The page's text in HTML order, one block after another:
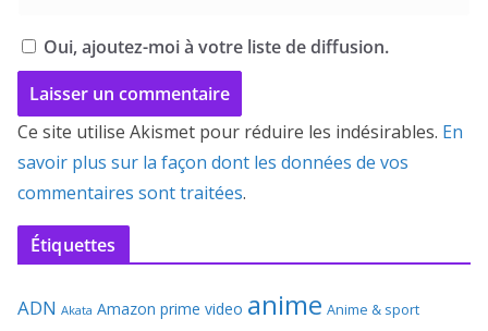
Oui, ajoutez-moi à votre liste de diffusion.
Ce site utilise Akismet pour réduire les indésirables. En
savoir plus sur la façon dont les données de vos
commentaires sont traitées.
Étiquettes
ADN Akata Amazon prime video anime Anime & sport